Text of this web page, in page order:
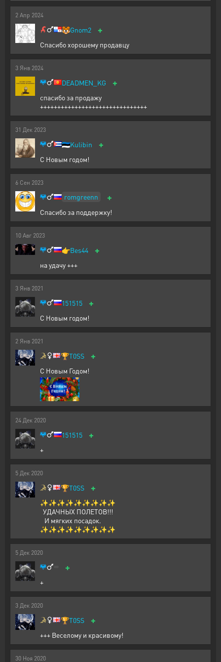
2 Апр 2024
🐯Gnom2 +
Спасибо хорошему продавцу
3 Янв 2024
DEADMEN_KG +
спасибо за продажу
+++++++++++++++++++++++++++++++
31 Дек 2023
🇪🇪Kulibin +
С Новым годом!
6 Сен 2023
romgreenn +
Спасибо за поддержку!
10 Авг 2023
👉Bes44 +
на удачу +++
3 Янв 2021
151515 +
С Новым годом!
2 Янв 2021
🏆T0SS +
С Новым Годом!
24 Дек 2020
151515 +
+
5 Дек 2020
🏆T0SS +
✨✨✨✨✨✨✨✨✨
УДАЧНЫХ ПОЛЕТОВ!!!
И мягких посадок.
✨✨✨✨✨✨✨✨✨
5 Дек 2020
+
+
3 Дек 2020
🏆T0SS +
+++ Веселому и красивому!
30 Ноя 2020